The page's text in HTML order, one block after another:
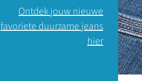
Ontdek jouw nieuwe
favoriete duurzame jeans
hier